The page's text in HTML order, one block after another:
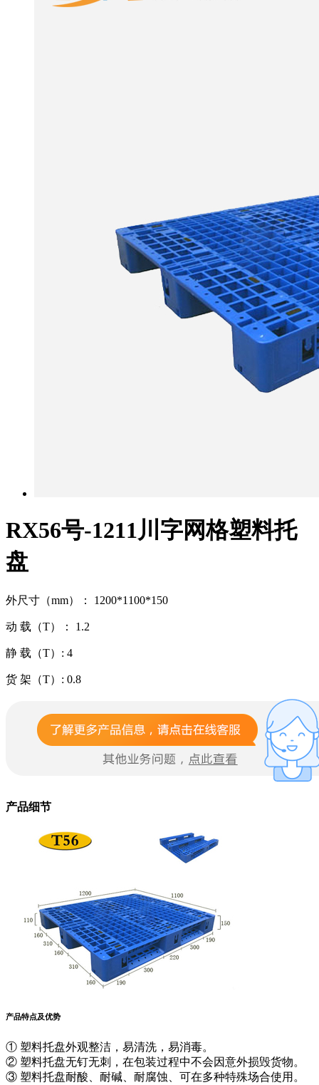
RX56号-1211川字网格塑料托
盘
外尺寸（mm）： 1200*1100*150
动 载（T）： 1.2
静 载（T）: 4
货 架（T）: 0.8
产品细节
产品特点及优势
① 塑料托盘外观整洁，易清洗，易消毒。
② 塑料托盘无钉无刺，在包装过程中不会因意外损毁货物。
③ 塑料托盘耐酸、耐碱、耐腐蚀、可在多种特殊场合使用。